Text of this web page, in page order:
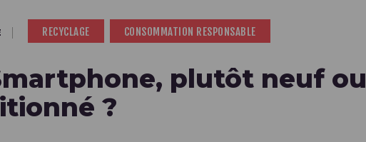
RECYCLAGE CONSOMMATION RESPONSABLE
plutôt neuf ou
?